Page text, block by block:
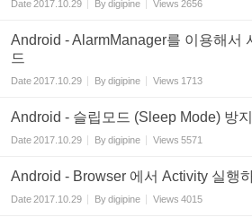
Date2017.10.29 Bydigipine Views 2656
Android - AlarmManager를 이용해서
드
Date2017.10.29 Bydigipine Views 1713
Android - 슬립모드 (Sleep Mode) 방
Date2017.10.29 Bydigipine Views 5571
Android - Browser 에서 Activity 실행하
Date2017.10.29 Bydigipine Views 4015